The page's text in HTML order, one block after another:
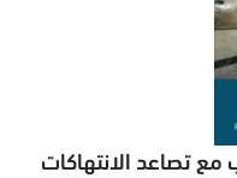
تصاعد الانتهاكات